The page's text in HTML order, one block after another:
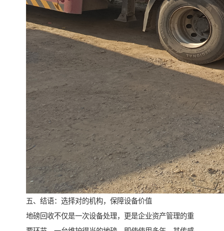
五、结语：选择对的机构，保障设备价值
地磅回收不仅是一次设备处理，更是企业资产管理的重